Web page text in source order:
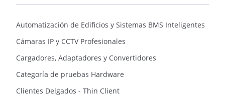
Automatización de Edificios y Sistemas BMS Inteligentes
Cámaras IP y CCTV Profesionales
Cargadores, Adaptadores y Convertidores
Categoría de pruebas Hardware
Clientes Delgados - Thin Client